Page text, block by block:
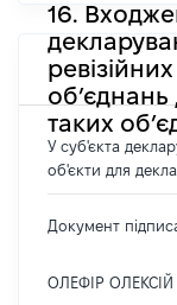
16.
об’єднань
таких
У суб'єкта
об'єкти для
Документ
ОЛЕФІР